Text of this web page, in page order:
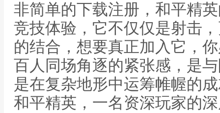
非简单的下载注册，和平精
竞技体验，它不仅仅是射击
的结合，想要真正加入它，
百人同场角逐的紧张感，是
是在复杂地形中运筹帷幄的
和平精英，一名资深玩家的